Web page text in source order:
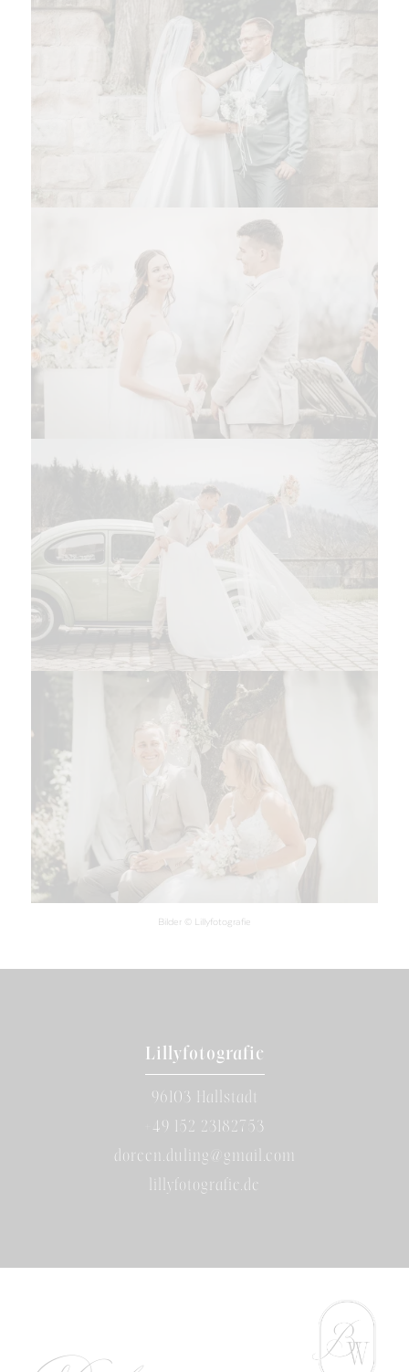
Bilder © Lillyfotografie
Lillyfotografie
96103 Hallstadt
+49 152 23182753
doreen.duling@gmail.com
lillyfotografie.de